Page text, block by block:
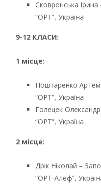
Сковронська
“ОРТ”, Україна
9-12 КЛАСИ:
1 місце:
Поштаренко Артем
“ОРТ”, Україна
Голецек
“ОРТ”, Україна
2 місце:
Дрік Ніколай –
“ОРТ-Алеф”,